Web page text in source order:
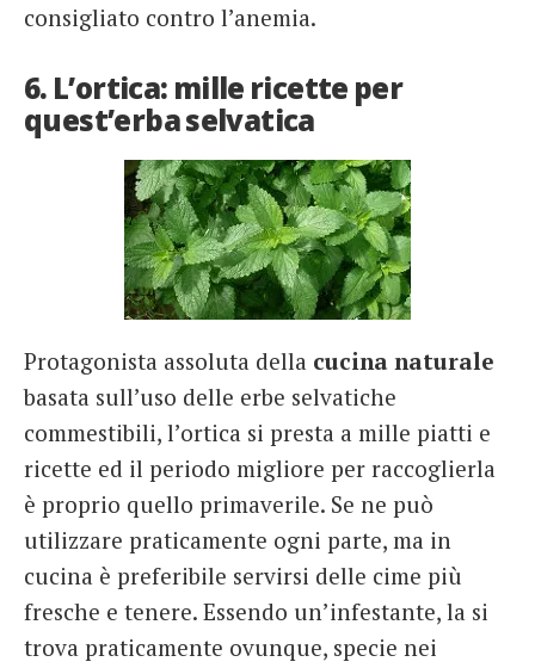
consigliato contro l’anemia.
6. L’ortica: mille ricette per
quest’erba selvatica
Protagonista assoluta della cucina naturale
basata sull’uso delle erbe selvatiche
commestibili, l’ortica si presta a mille piatti e
ricette ed il periodo migliore per raccoglierla
è proprio quello primaverile. Se ne può
utilizzare praticamente ogni parte, ma in
cucina è preferibile servirsi delle cime più
fresche e tenere. Essendo un’infestante, la si
trova praticamente ovunque, specie nei